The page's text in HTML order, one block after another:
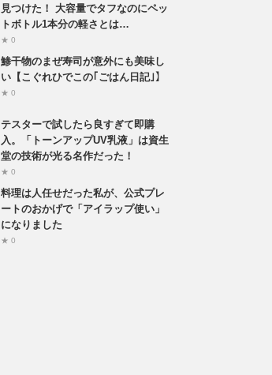
見つけた！ 大容量でタフなのにペッ
トボトル1本分の軽さとは…
★ 0
鯵干物のまぜ寿司が意外にも美味し
い【こぐれひでこの｢ごはん日記｣】
★ 0
テスターで試したら良すぎて即購
入。「トーンアップUV乳液」は資生
堂の技術が光る名作だった！
★ 0
料理は人任せだった私が、公式プレ
ートのおかげで「アイラップ使い」
になりました
★ 0